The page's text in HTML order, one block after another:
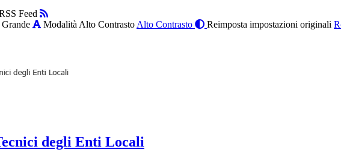
Feed
Grande Modalità Alto Contrasto Alto Contrasto Reimposta impostazioni originali
degli Enti Locali